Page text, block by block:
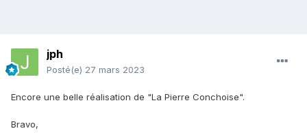
jph
Posté(e) 27 mars 2023
Encore une belle réalisation de "La Pierre Conchoise".
Bravo,